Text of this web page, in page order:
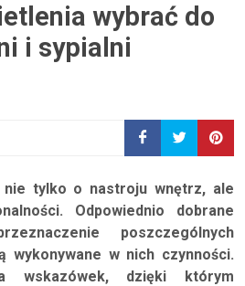
wybrać do
i sypialni
nie tylko o nastroju wnętrz, ale
Odpowiednio dobrane
poszczególnych
wykonywane w nich czynności.
wskazówek, dzięki którym